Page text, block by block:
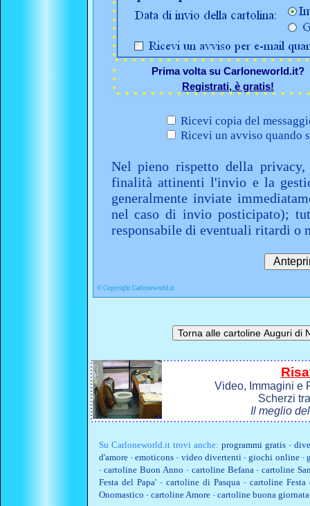
Prima volta su Carloneworld.it?
Registrati, è gratis!
Ricevi copia del
Ricevi un avviso quando
Nel pieno rispetto della
finalità attinenti l'invio e la
generalmente inviate
nel caso di invio posticipato);
responsabile di eventuali ritardi o
© Copyright Carloneworld.it
Video, Immagini e
Scherzi
Il meglio
Su Carloneworld.ittrovi anche: programmi gratis-
d'amore-emoticons - video divertenti-giochi online-
-cartoline Buon Anno - cartoline Befana-cartoline
Festa del Papa'- cartoline di Pasqua- cartoline Festa
Onomastico - cartoline Amore- cartoline buona giornata